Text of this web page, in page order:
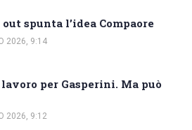
out spunta l’idea Compaore
2026, 9:14
per Gasperini. Ma può
2026, 9:12